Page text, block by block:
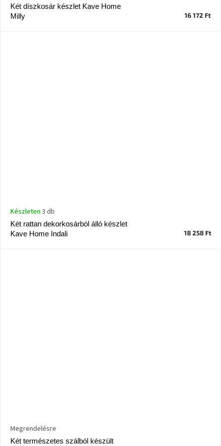
Két díszkosár készlet Kave Home
Milly
16 172 Ft
Két rattan dekorkosárból álló készlet
Kave Home Indali
Készleten 3 db
18 258 Ft
Két természetes szálból készült
Megrendelésre